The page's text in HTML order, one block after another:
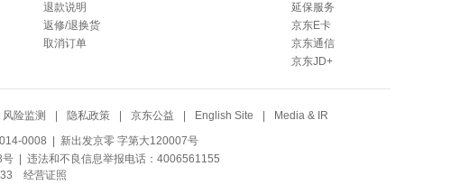
退款说明
返修/退换货
取消订单
延保服务
京东E卡
京东通信
京东JD+
风险监测 隐私政策 京东公益 English Site Media & IR
0008 | 新出发京零 字第大120007号
号| 违法和不良信息举报电话：4006561155
经营证照